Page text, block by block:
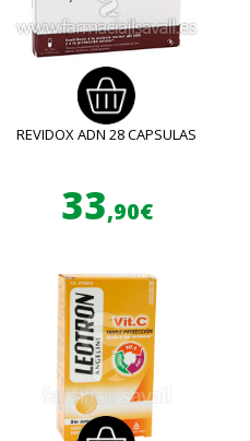
REVIDOX ADN 28 CAPSULAS
33,90€